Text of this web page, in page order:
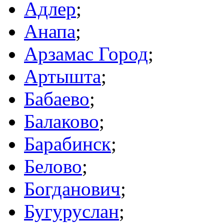
Адлер;
Анапа;
Арзамас Город;
Артышта;
Бабаево;
Балаково;
Барабинск;
Белово;
Богданович;
Бугуруслан;